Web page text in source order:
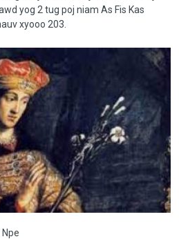
yog 2 tug poj niam As Fis Kas
xyooo 203.